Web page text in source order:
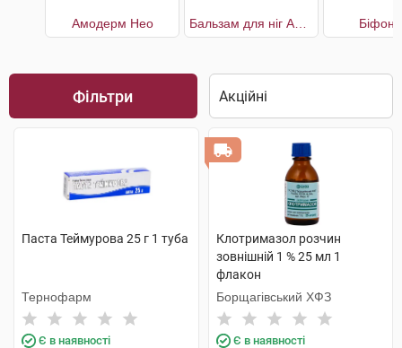
Амодерм Нео Біфон
Фільтри
Паста Теймурова 25 г 1 туба
Тернофарм
Є в наявності
Клотримазол розчин
зовнішній 1 % 25 мл 1
флакон
Борщагівський ХФЗ
Є в наявності